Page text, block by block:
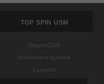
TOP SPIN USM
Despre CLUB
Evenimente Sportive
Contacte